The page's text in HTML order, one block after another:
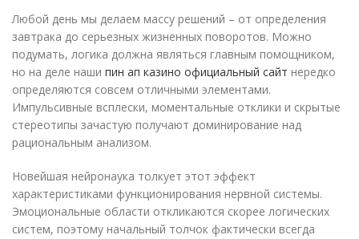
Любой день мы делаем массу решений – от определения
завтрака до серьезных жизненных поворотов. Можно
подумать, логика должна являться главным помощником,
но на деле наши пин ап казино официальный сайт нередко
определяются совсем отличными элементами.
Импульсивные всплески, моментальные отклики и скрытые
стереотипы зачастую получают доминирование над
рациональным анализом.
Новейшая нейронаука толкует этот эффект
характеристиками функционирования нервной системы.
Эмоциональные области откликаются скорее логических
систем, поэтому начальный толчок фактически всегда